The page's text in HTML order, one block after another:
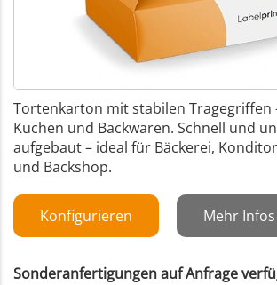
Tortenkarton mit stabilen Tragegriffen
Kuchen und Backwaren. Schnell und
aufgebaut – ideal für Bäckerei,
und Backshop.
Konfigurieren Mehr Infos
Sonderanfertigungen auf Anfrage